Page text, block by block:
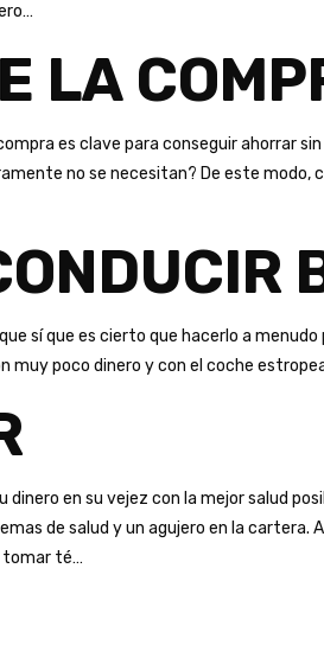
LA
es clave para conseguir ahorrar
no se necesitan? De este modo,
sí que es cierto que hacerlo a
muy poco dinero y con el coche
en su vejez con la mejor salud
de salud y un agujero en la
tomar té…